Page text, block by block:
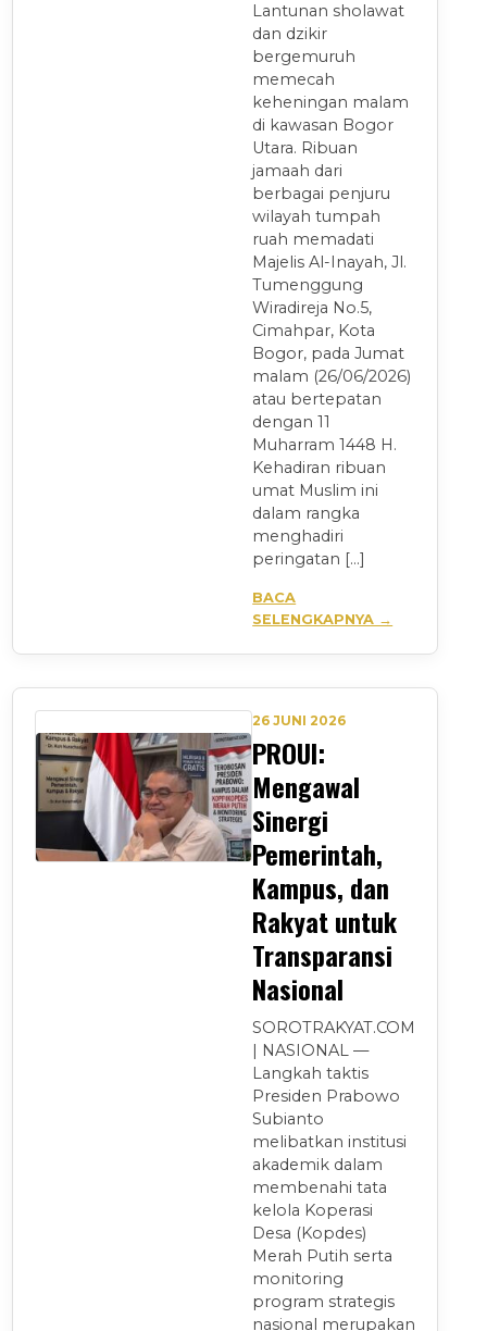
Lantunan sholawat
dan dzikir
bergemuruh
memecah
keheningan malam
di kawasan Bogor
Utara. Ribuan
jamaah dari
berbagai penjuru
wilayah tumpah
ruah memadati
Majelis Al-Inayah, Jl.
Tumenggung
Wiradireja No.5,
Cimahpar, Kota
Bogor, pada Jumat
malam (26/06/2026)
atau bertepatan
dengan 11
Muharram 1448 H.
Kehadiran ribuan
umat Muslim ini
dalam rangka
menghadiri
peringatan […]
BACA
SELENGKAPNYA →
26 JUNI 2026
PROUI:
Mengawal
Sinergi
Pemerintah,
Kampus, dan
Rakyat untuk
Transparansi
Nasional
SOROTRAKYAT.COM
| NASIONAL —
Langkah taktis
Presiden Prabowo
Subianto
melibatkan institusi
akademik dalam
membenahi tata
kelola Koperasi
Desa (Kopdes)
Merah Putih serta
monitoring
program strategis
nasional merupakan